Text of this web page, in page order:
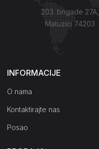
203. brigade 27A,
Matuzići 74203
Kako do nas?
INFORMACIJE
O nama
Kontaktirajte nas
Posao